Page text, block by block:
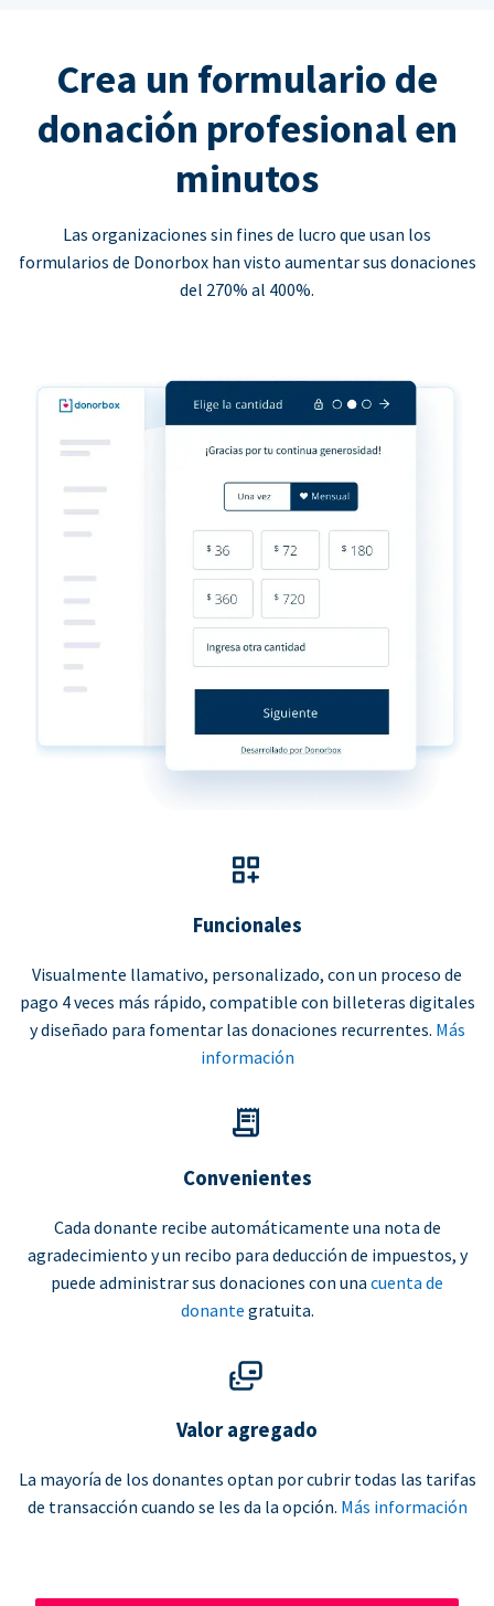
Crea un formulario de
donación profesional en
minutos
Las organizaciones sin fines de lucro que usan los
formularios de Donorbox han visto aumentar sus donaciones
del 270% al 400%.
Funcionales
Visualmente llamativo, personalizado, con un proceso de
pago 4 veces más rápido, compatible con billeteras digitales
y diseñado para fomentar las donaciones recurrentes. Más
información
Convenientes
Cada donante recibe automáticamente una nota de
agradecimiento y un recibo para deducción de impuestos, y
puede administrar sus donaciones con una cuenta de
donante gratuita.
Valor agregado
La mayoría de los donantes optan por cubrir todas las tarifas
de transacción cuando se les da la opción. Más información